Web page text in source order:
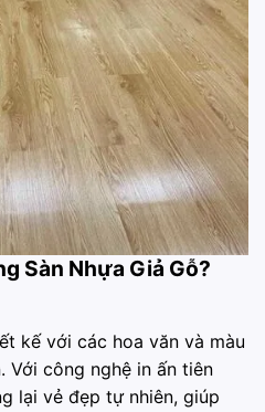
Sàn Nhựa Giả Gỗ?
kế với các hoa văn và màu
Với công nghệ in ấn tiên
lại vẻ đẹp tự nhiên, giúp